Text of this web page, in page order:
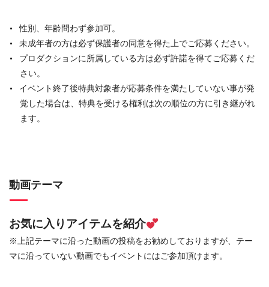
性別、年齢問わず参加可。
未成年者の方は必ず保護者の同意を得た上でご応募ください。
プロダクションに所属している方は必ず許諾を得てご応募くだ
さい。
イベント終了後特典対象者が応募条件を満たしていない事が発
覚した場合は、特典を受ける権利は次の順位の方に引き継がれ
ます。
動画テーマ
お気に入りアイテムを紹介
※上記テーマに沿った動画の投稿をお勧めしておりますが、テー
マに沿っていない動画でもイベントにはご参加頂けます。